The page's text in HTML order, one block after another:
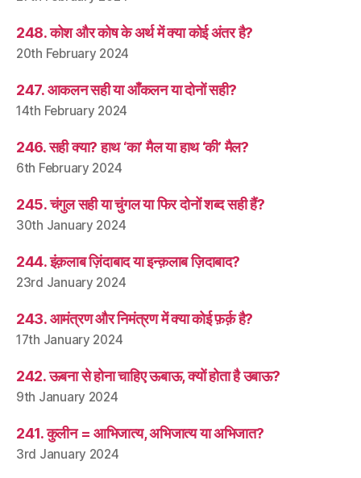
248. कोश और कोष के अर्थ में क्या कोई अंतर है?
20th February 2024
247. आकलन सही या आँकलन या दोनों सही?
14th February 2024
246. सही क्या? हाथ ‘का’ मैल या हाथ ‘की’ मैल?
6th February 2024
245. चंगुल सही या चुंगल या फिर दोनों शब्द सही हैं?
30th January 2024
244. इंक़लाब ज़िंदाबाद या इन्क़लाब ज़िदाबाद?
23rd January 2024
243. आमंत्रण और निमंत्रण में क्या कोई फ़र्क़ है?
17th January 2024
242. ऊबना से होना चाहिए ऊबाऊ, क्यों होता है उबाऊ?
9th January 2024
241. कुलीन = आभिजात्य, अभिजात्य या अभिजात?
3rd January 2024